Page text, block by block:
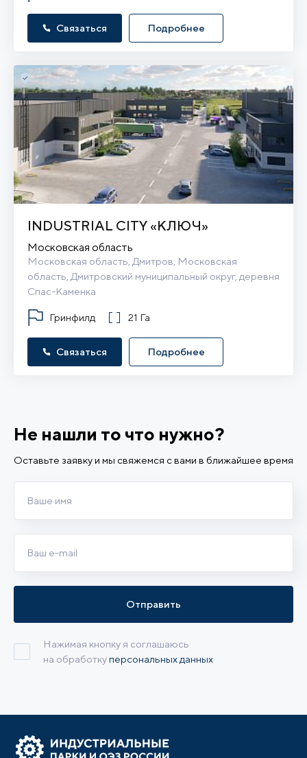
Связаться Подробнее
INDUSTRIAL CITY «КЛЮЧ»
Московская область
Московская область, Дмитров, Московская
область, Дмитровский муниципальный округ, деревня
Спас-Каменка
Гринфилд 21 Га
Связаться Подробнее
Не нашли то что нужно?
Оставьте заявку и мы свяжемся с вами в ближайшее время
Нажимая кнопку я соглашаюсь
на обработкуперсональных данных
Отправить